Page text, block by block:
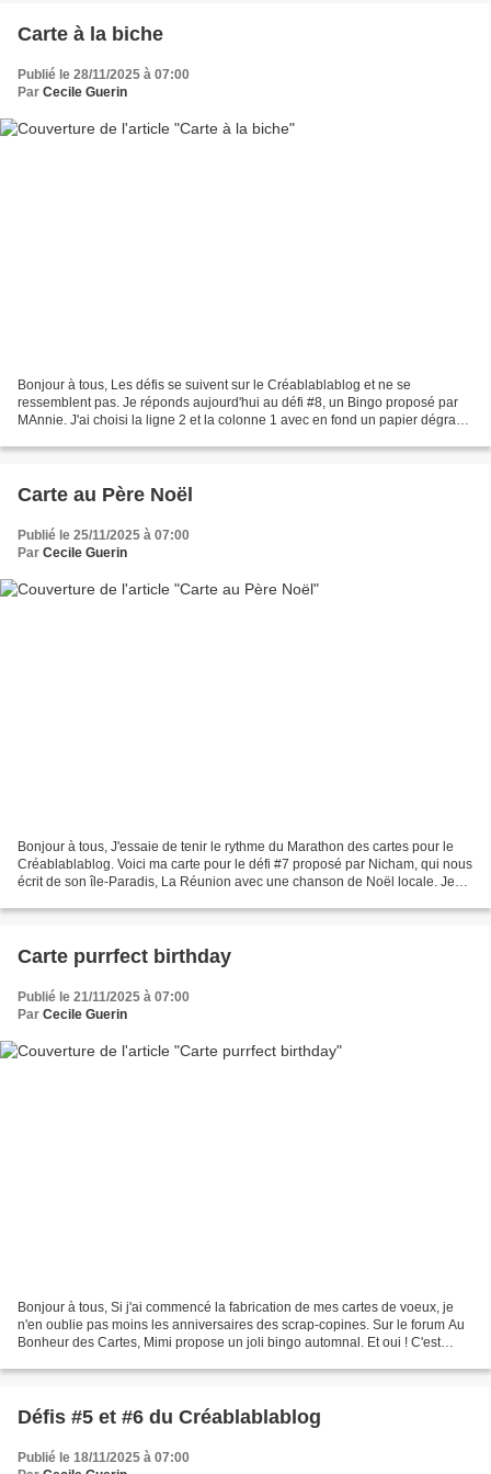
Carte à la biche
Publié le 28/11/2025 à 07:00
Par Cecile Guerin
Bonjour à tous, Les défis se suivent sur le Créablablablog et ne se
ressemblent pas. Je réponds aujourd'hui au défi #8, un Bingo proposé par
MAnnie. J'ai choisi la ligne 2 et la colonne 1 avec en fond un papier dégradé
Carte au Père Noël
Publié le 25/11/2025 à 07:00
Par Cecile Guerin
Bonjour à tous, J'essaie de tenir le rythme du Marathon des cartes pour le
Créablablablog. Voici ma carte pour le défi #7 proposé par Nicham, qui nous
écrit de son île-Paradis, La Réunion avec une chanson de Noël locale. Je
Carte purrfect birthday
Publié le 21/11/2025 à 07:00
Par Cecile Guerin
Bonjour à tous, Si j'ai commencé la fabrication de mes cartes de voeux, je
n'en oublie pas moins les anniversaires des scrap-copines. Sur le forum Au
Bonheur des Cartes, Mimi propose un joli bingo automnal. Et oui ! C'est
Défis #5 et #6 du Créablablablog
Publié le 18/11/2025 à 07:00